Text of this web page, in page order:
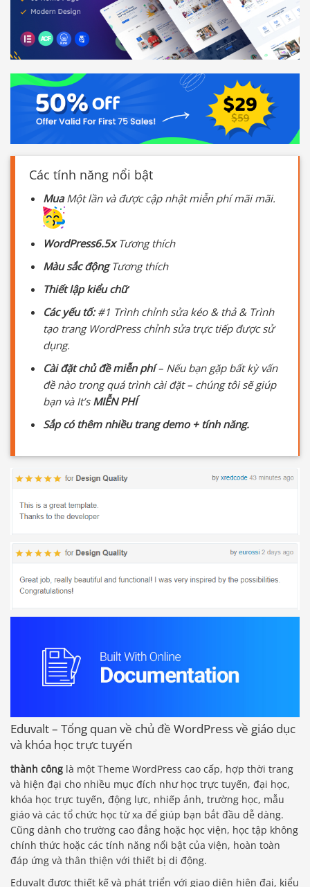
Các tính năng nổi bật
MuaMột lần và được cập nhật miễn phí mãi mãi.
WordPress6.5xTương thích
Màu sắc độngTương thích
Thiết lập kiểu chữ
Các yếu tố:#1 Trình chỉnh sửa kéo & thả & Trình
tạo trang WordPress chỉnh sửa trực tiếp được sử
dụng.
Cài đặt chủ đề miễn phí– Nếu bạn gặp bất kỳ vấn
đề nào trong quá trình cài đặt – chúng tôi sẽ giúp
bạn và It’s MIỄN PHÍ
Sắp có thêm nhiều trang demo + tính năng.
Eduvalt – Tổng quan về chủ đề WordPress về giáo dục
và khóa học trực tuyến
thành công là một Theme WordPress cao cấp, hợp thời trang
và hiện đại cho nhiều mục đích như học trực tuyến, đại học,
khóa học trực tuyến, động lực, nhiếp ảnh, trường học, mẫu
giáo và các tổ chức học từ xa để giúp bạn bắt đầu dễ dàng.
Cũng dành cho trường cao đẳng hoặc học viện, học tập không
chính thức hoặc các tính năng nổi bật của viện, hoàn toàn
đáp ứng và thân thiện với thiết bị di động.
Eduvalt được thiết kế và phát triển với giao diện hiện đại, kiểu